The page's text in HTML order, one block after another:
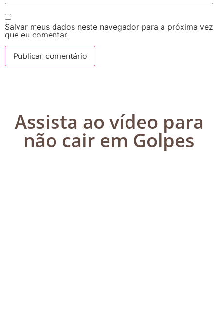
Salvar meus dados neste navegador para a próxima vez
que eu comentar.
Assista ao vídeo para
não cair em Golpes